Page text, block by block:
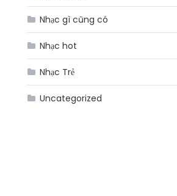
Nhạc gì cũng có
Nhạc hot
Nhạc Trẻ
Uncategorized